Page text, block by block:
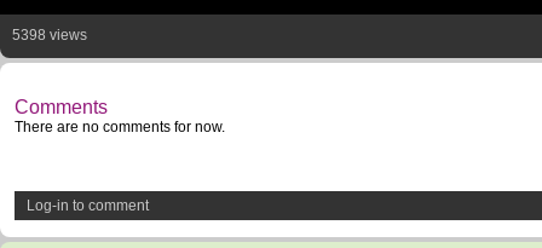
5398 views
Comments
There are no comments for now.
Log-in to comment